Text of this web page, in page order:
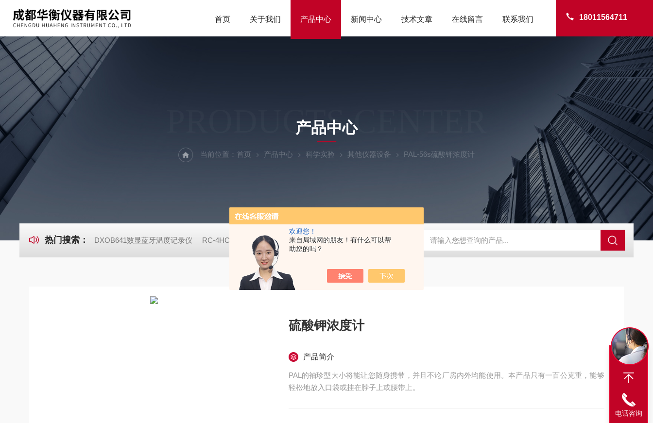
欢迎您！
来自局域网的朋友！有什么可以帮
助您的吗？
18011564711
首页 关于我们 产品中心 新闻中心 技术文章 在线留言 联系我们
PRODUCTS CENTER
产品中心
当前位置： 首页 产品中心 科学实验 其他仪器设备 PAL-56s硫酸钾浓度计
热门搜索： DXOB641数显蓝牙温度记录仪 RC-4HC RC-4HA温湿度记录仪 多样品平行蒸发仪多样品平行蒸发仪 SBD-100B SBD-100D成都漏氯报警仪 漏氯报警器 漏氯检测仪
硫酸钾浓度计
产品简介
PAL的袖珍型大小将能让您随身携带，并且不论厂房内外均能使用。本产品只有一百公克重，能够
轻松地放入口袋或挂在脖子上或腰带上。
电话咨询